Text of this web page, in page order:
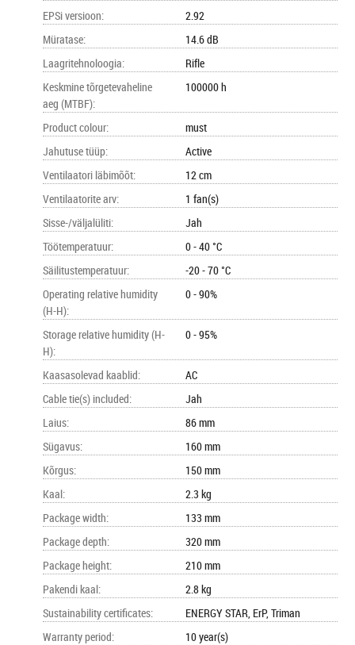
EPSi versioon:
2.92
Müratase:
14.6 dB
Laagritehnoloogia:
Rifle
Keskmine tõrgetevaheline
aeg (MTBF):
100000 h
Product colour:
must
Jahutuse tüüp:
Active
Ventilaatori läbimõõt:
12 cm
Ventilaatorite arv:
1 fan(s)
Sisse-/väljalüliti:
Jah
Töötemperatuur:
0 - 40 °C
Säilitustemperatuur:
-20 - 70 °C
Operating relative humidity
(H-H):
0 - 90%
Storage relative humidity (H-
H):
0 - 95%
Kaasasolevad kaablid:
AC
Cable tie(s) included:
Jah
Laius:
86 mm
Sügavus:
160 mm
Kõrgus:
150 mm
Kaal:
2.3 kg
Package width:
133 mm
Package depth:
320 mm
Package height:
210 mm
Pakendi kaal:
2.8 kg
Sustainability certificates:
ENERGY STAR, ErP, Triman
Warranty period:
10 year(s)